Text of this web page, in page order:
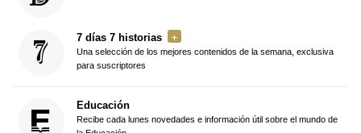
7 días 7 historias
Una selección de los mejores contenidos de la semana, exclusiva
para suscriptores
Educación
Recibe cada lunes novedades e información útil sobre el mundo de